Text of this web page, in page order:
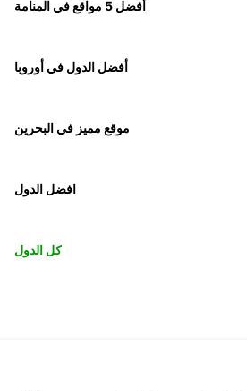
أفضل 5 مواقع في المنامة
أفضل الدول في أوروبا
موقع مميز في البحرين
افضل الدول
كل الدول